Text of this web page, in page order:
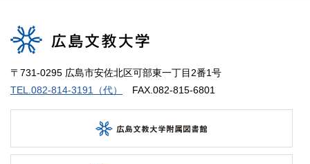
〒731-0295 広島市安佐北区可部東一丁目2番1号
TEL.082-814-3191（代）
FAX.082-815-6801